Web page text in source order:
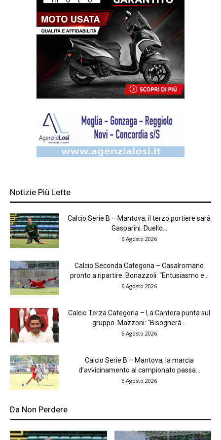
Notizie Più Lette
Calcio Serie B – Mantova, il terzo portiere sarà
Gasparini. Duello...
6 Agosto 2026
Calcio Seconda Categoria – Casalromano
pronto a ripartire. Bonazzoli: “Entusiasmo e...
6 Agosto 2026
Calcio Terza Categoria – La Cantera punta sul
gruppo. Mazzoni: “Bisognerà...
6 Agosto 2026
Calcio Serie B – Mantova, la marcia
d’avvicinamento al campionato passa...
6 Agosto 2026
Da Non Perdere